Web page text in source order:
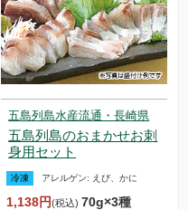
五島列島水産流通・長崎県
五島列島のおまかせお刺
身用セット
冷凍 アレルゲン: えび、かに
1,138円(税込)70g×3種